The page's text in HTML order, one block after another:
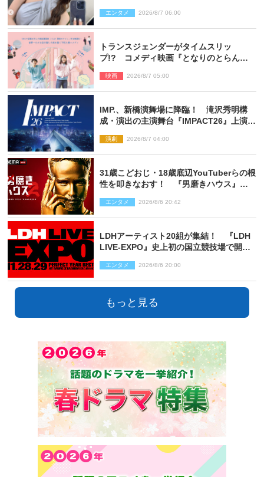
エンタメ 2026/8/7 06:00
トランスジェンダーがタイムスリッ
プ!? コメディ映画『となりのとらんす
映画 2026/8/7 05:00
IMP.、新橋演舞場に降臨！ 滝沢秀明構
成・演出の主演舞台『IMPACT26』上演決
演劇 2026/8/7 04:00
31歳こどおじ・18歳底辺YouTuberらの根
性を叩きなおす！ 『男磨きハウス』第2
エンタメ 2026/8/6 20:42
LDHアーティスト20組が集結！ 『LDH
LIVE‐EXPO』史上初の国立競技場で開催
エンタメ 2026/8/6 20:00
もっと見る